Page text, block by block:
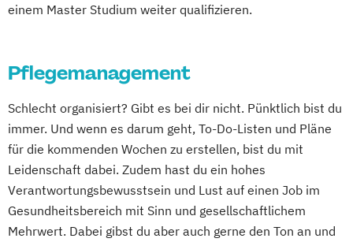
einem Master Studium weiter qualifizieren.
Pflegemanagement
Schlecht organisiert? Gibt es bei dir nicht. Pünktlich bist du
immer. Und wenn es darum geht, To-Do-Listen und Pläne
für die kommenden Wochen zu erstellen, bist du mit
Leidenschaft dabei. Zudem hast du ein hohes
Verantwortungsbewusstsein und Lust auf einen Job im
Gesundheitsbereich mit Sinn und gesellschaftlichem
Mehrwert. Dabei gibst du aber auch gerne den Ton an und